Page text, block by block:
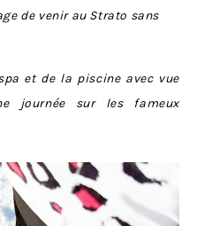
de venir au Strato sans
et de la piscine avec vue
journée sur les fameux